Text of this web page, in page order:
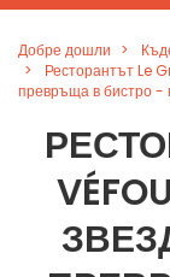
Добре дошли
Ресторантът Le
превръща в бистро -